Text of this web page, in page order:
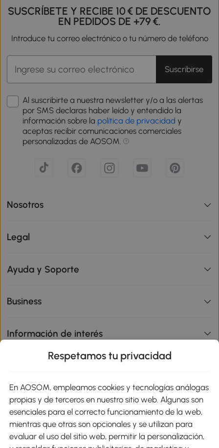
SUSCRÍBETE Y RECIBE 10 € DE DESCUENTO
EN PEDIDOS DE +79 €.
Introduce tu correo electrónico o tu número de teléfono
Suscribirse
Al suscribirte a nuestra newsletter y/o a las alertas
por SMS declaras haber leído y entendido la
información sobre la política de privacidad y
aceptas recibir comunicaciones comerciales
personalizadas de AOSOM.
Nosotros
Legal
Ayuda y Soporte
Business
Información de interés
Métodos de Pago
Respetamos tu privacidad
En AOSOM, empleamos cookies y tecnologías análogas
propias y de terceros en nuestro sitio web. Algunas son
esenciales para el correcto funcionamiento de la web,
mientras que otras son opcionales y se utilizan para
evaluar el uso del sitio web, permitir la personalización,